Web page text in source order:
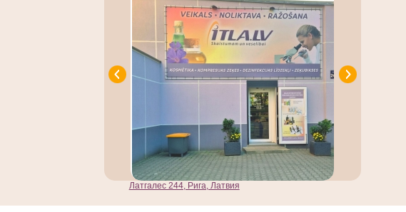
Латгалес 244, Рига, Латвия